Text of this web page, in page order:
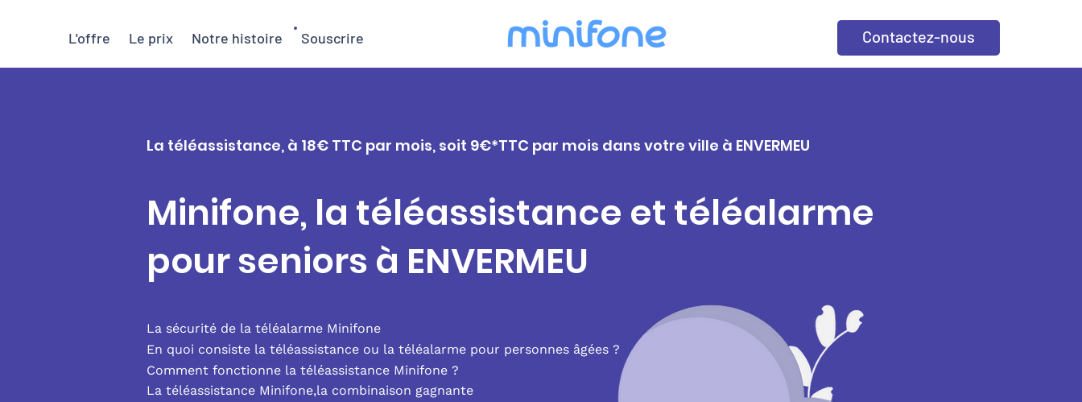
L'offre Le prix Notre histoire Souscrire Contactez-nous
La téléassistance, à 18€ TTC par mois, soit 9€*TTC par mois dans votre ville à ENVERMEU
Minifone, la téléassistance et téléalarme
pour seniors à ENVERMEU
La sécurité de la téléalarme Minifone
En quoi consiste la téléassistance ou la téléalarme pour personnes âgées ?
Comment fonctionne la téléassistance Minifone ?
La téléassistance Minifone,la combinaison gagnante